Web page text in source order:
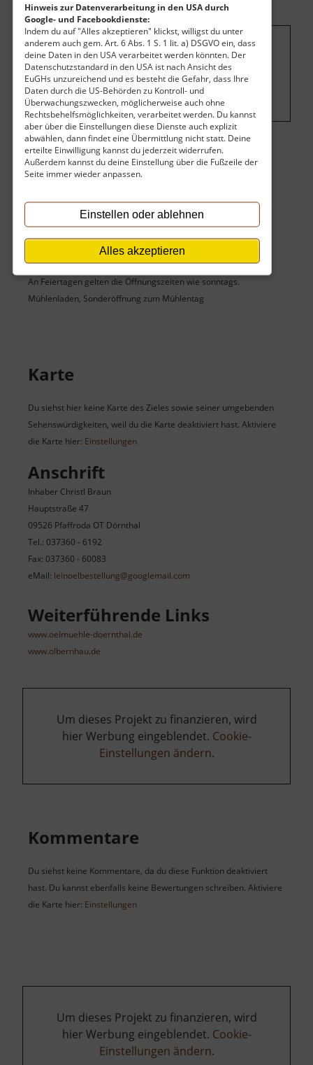
Hinweis zur Datenverarbeitung in den USA durch
Google- und Facebookdienste:
Indem du auf "Alles akzeptieren" klickst, willigst du unter
anderem auch gem. Art. 6 Abs. 1 S. 1 lit. a) DSGVO ein, dass
deine Daten in den USA verarbeitet werden könnten. Der
Datenschutzstandard in den USA ist nach Ansicht des
EuGHs unzureichend und es besteht die Gefahr, dass Ihre
Daten durch die US-Behörden zu Kontroll- und
Überwachungszwecken, möglicherweise auch ohne
Rechtsbehelfsmöglichkeiten, verarbeitet werden. Du kannst
aber über die Einstellungen diese Dienste auch explizit
abwählen, dann findet eine Übermittlung nicht statt. Deine
erteilte Einwilligung kannst du jederzeit widerrufen.
Außerdem kannst du deine Einstellung über die Fußzeile der
Seite immer wieder anpassen.
Einstellen oder ablehnen
Alles akzeptieren
Um dieses Projekt zu finanzieren, wird
hier Werbung eingeblendet.Cookie-
Einstellungen ändern
Öffnungszeiten
Montag:
07:30 Uhr - 16:30 Uhr
Mittwoch:
07:30 Uhr - 16:30 Uhr
Donnerstag:
07:30 Uhr - 16:30 Uhr
09:00 Uhr - 12:00 Uhr
geschlossen
An Feiertagen gelten die Öffnungszeiten wie sonntags.
Mühlenladen, Sonderöffnung zum Mühlentag
Karte
Du siehst hier keine Karte des Zieles sowie seiner umgebenden
Sehenswürdigkeiten, weil du die Karte deaktiviert hast. Aktiviere
die Karte hier: Einstellungen
Anschrift
Inhaber Christl Braun
Hauptstraße 47
09526 Pfaffroda OT Dörnthal
Tel.: 037360 - 6192
Fax: 037360 - 60083
eMail: leinoelbestellung@googlemail.com
Weiterführende Links
www.oelmuehle-doernthal.de
www.olbernhau.de
Um dieses Projekt zu finanzieren, wird
hier Werbung eingeblendet. Cookie-
Einstellungen ändern.
Kommentare
Du siehst keine Kommentare, da du diese Funktion deaktiviert
hast. Du kannst ebenfalls keine Bewertungen schreiben. Aktiviere
die Karte hier: Einstellungen
Um dieses Projekt zu finanzieren, wird
hier Werbung eingeblendet. Cookie-
Einstellungen ändern.